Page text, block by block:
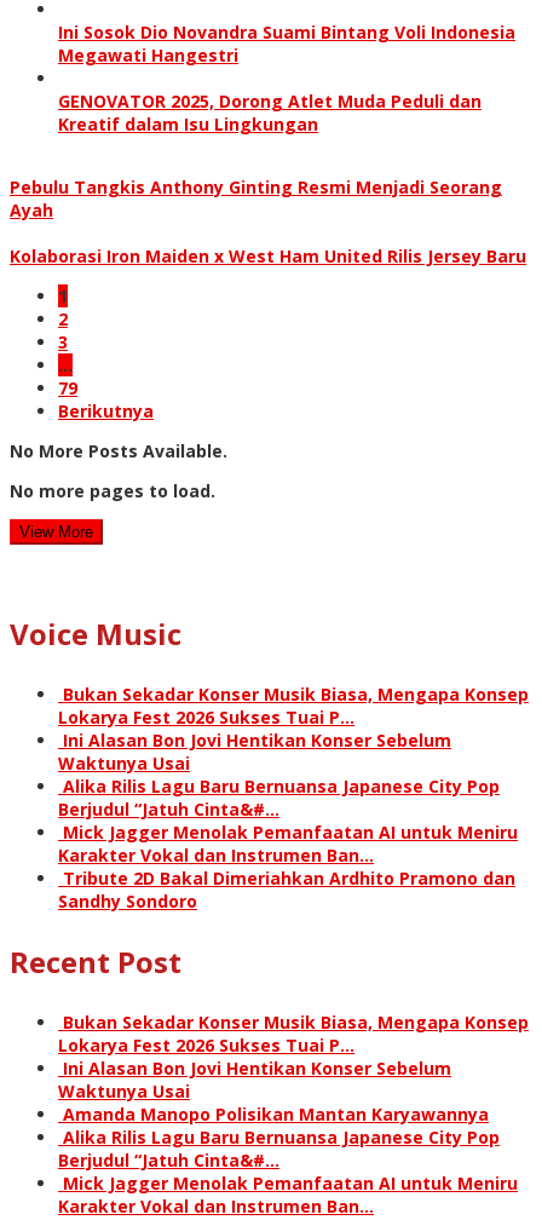
Ini Sosok Dio Novandra Suami Bintang Voli Indonesia
Megawati Hangestri
GENOVATOR 2025, Dorong Atlet Muda Peduli dan
Kreatif dalam Isu Lingkungan
Pebulu Tangkis Anthony Ginting Resmi Menjadi Seorang
Ayah
Kolaborasi Iron Maiden x West Ham United Rilis Jersey Baru
1
2
3
…
79
Berikutnya
No More Posts Available.
No more pages to load.
View More
Voice Music
Bukan Sekadar Konser Musik Biasa, Mengapa Konsep
Lokarya Fest 2026 Sukses Tuai P…
Ini Alasan Bon Jovi Hentikan Konser Sebelum
Waktunya Usai
Alika Rilis Lagu Baru Bernuansa Japanese City Pop
Berjudul “Jatuh Cinta&#…
Mick Jagger Menolak Pemanfaatan AI untuk Meniru
Karakter Vokal dan Instrumen Ban…
Tribute 2D Bakal Dimeriahkan Ardhito Pramono dan
Sandhy Sondoro
Recent Post
Bukan Sekadar Konser Musik Biasa, Mengapa Konsep
Lokarya Fest 2026 Sukses Tuai P…
Ini Alasan Bon Jovi Hentikan Konser Sebelum
Waktunya Usai
Amanda Manopo Polisikan Mantan Karyawannya
Alika Rilis Lagu Baru Bernuansa Japanese City Pop
Berjudul “Jatuh Cinta&#…
Mick Jagger Menolak Pemanfaatan AI untuk Meniru
Karakter Vokal dan Instrumen Ban…